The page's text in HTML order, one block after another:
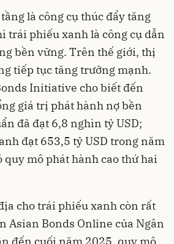
là công cụ thúc đẩy tăng
trái phiếu xanh là công cụ dẫn
bền vững. Trên thế giới, thị
tiếp tục tăng trưởng mạnh.
Initiative cho biết đến
giá trị phát hành nợ bền
đã đạt 6,8 nghìn tỷ USD;
đạt 653,5 tỷ USD trong năm
quy mô phát hành cao thứ hai
cho trái phiếu xanh còn rất
Asian Bonds Online của Ngân
đến cuối năm 2025, quy mô